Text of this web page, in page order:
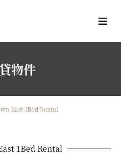
物件
East 1Bed Rental
1Bed Rental